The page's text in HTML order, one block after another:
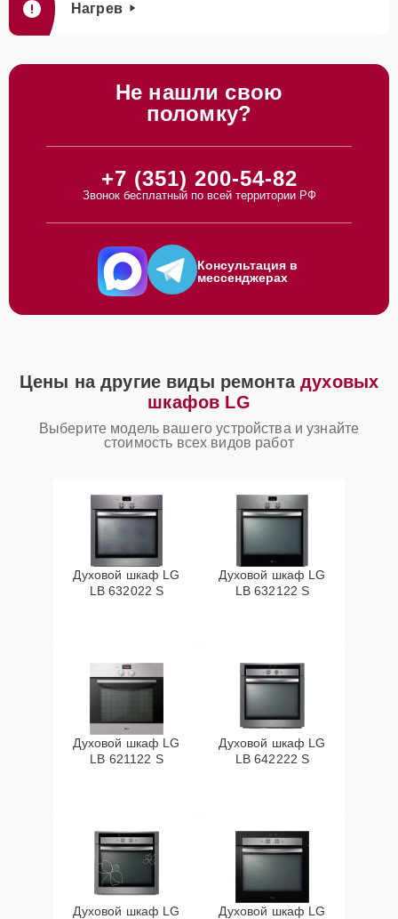
Нагрев
Не нашли свою
поломку?
+7 (351) 200-54-82
Звонок бесплатный по всей территории РФ
Консультация в
мессенджерах
Цены на другие виды ремонтадуховых
шкафов LG
Выберите модель вашего устройства и узнайте
стоимость всех видов работ
Духовой шкаф LG
LB 632022 S
Духовой шкаф LG
LB 632122 S
Духовой шкаф LG
LB 621122 S
Духовой шкаф LG
LB 642222 S
Духовой шкаф LG
Духовой шкаф LG